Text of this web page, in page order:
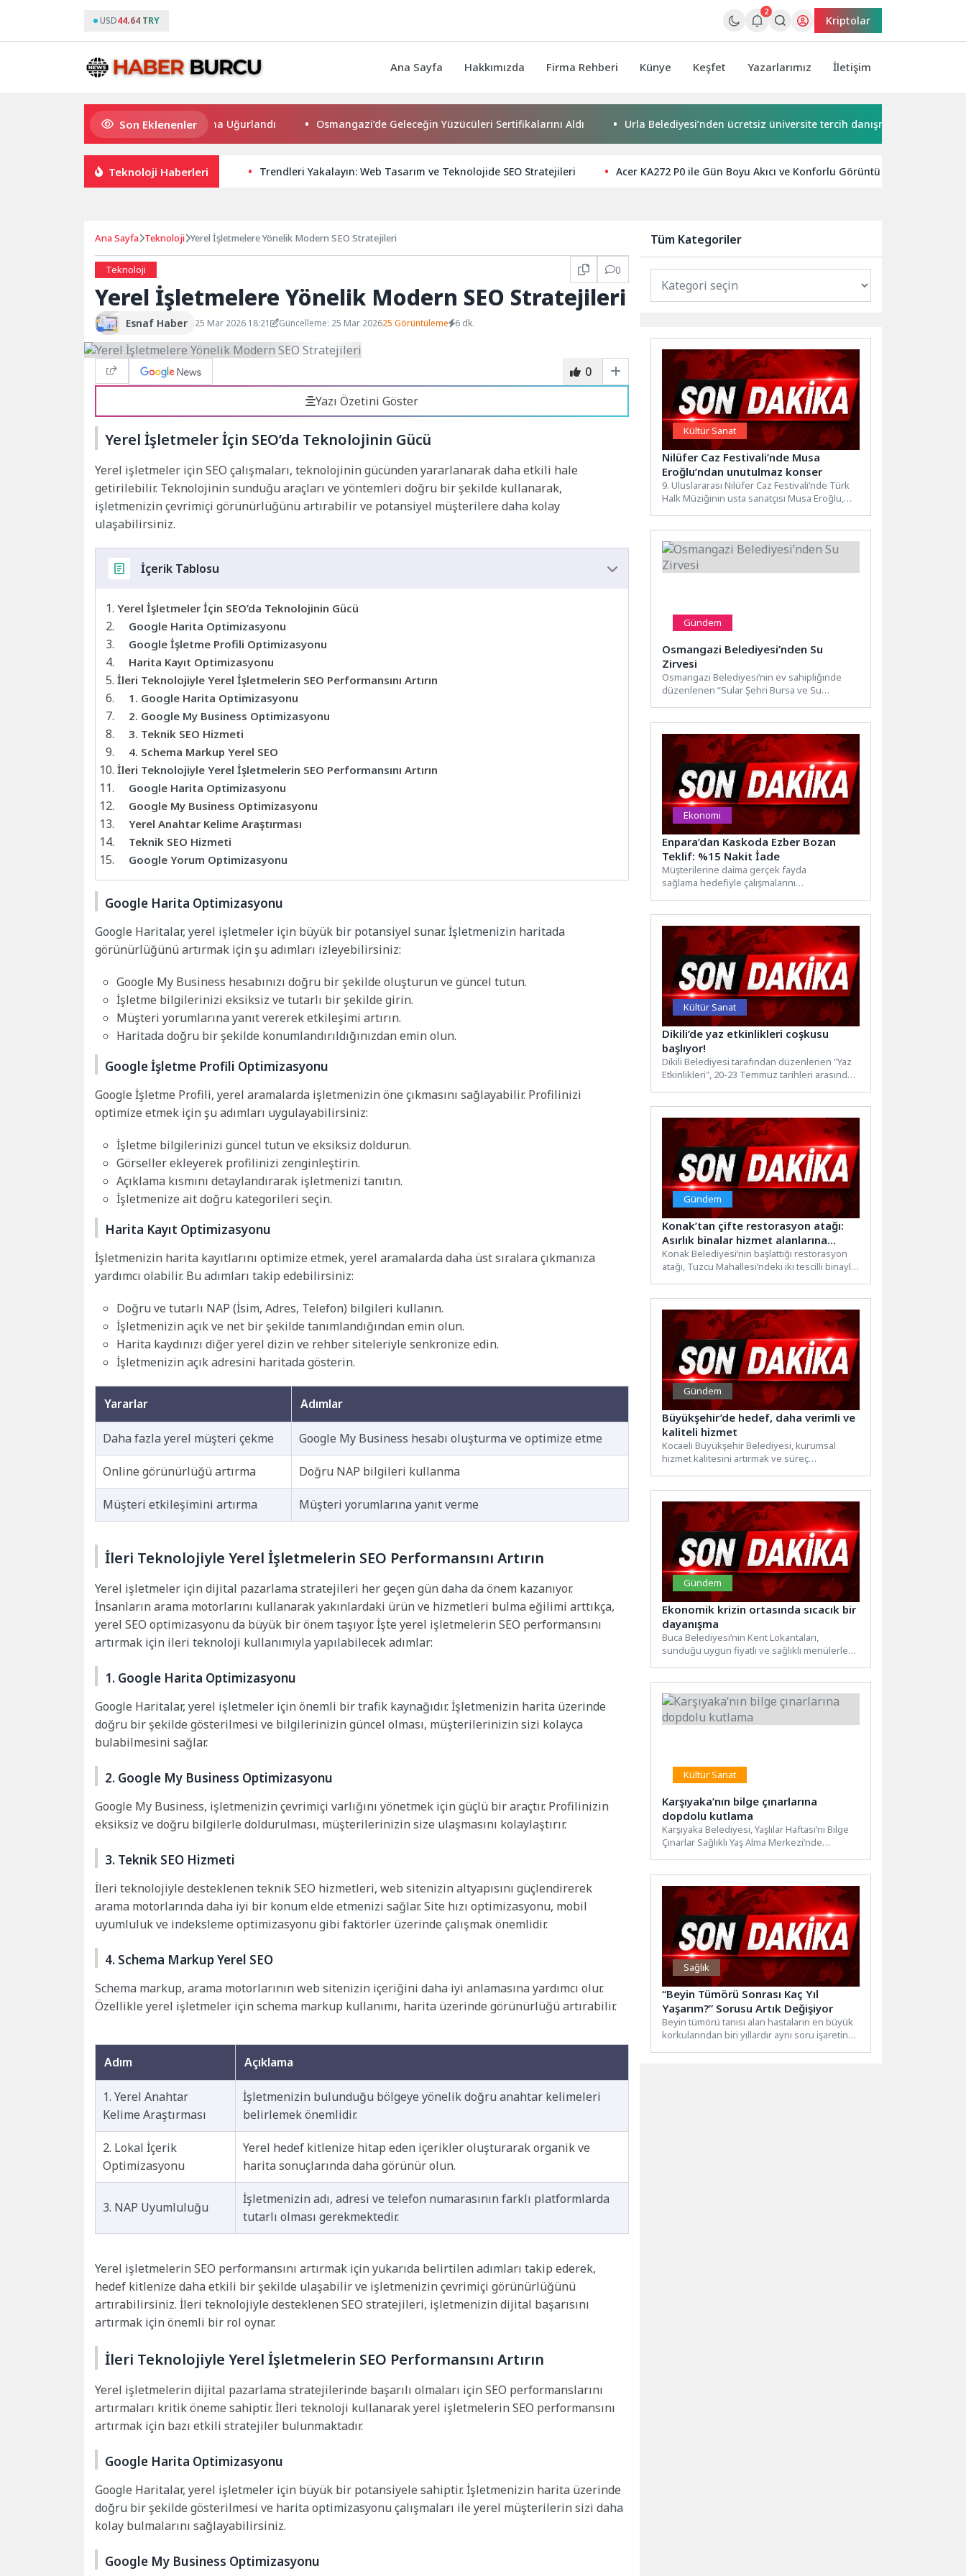
USD44.64 TRY
2
Kriptolar
Ana Sayfa Hakkımızda Firma Rehberi Künye Keşfet Yazarlarımız İletişim
Son Eklenenler
Bilgesu Erenus Son Yolculuğuna Uğurlandı Osmangazi’de Geleceğin Yüzücüleri Sertifikalarını Aldı Urla Belediyesi’nden ücretsiz üniversite tercih danışmanlığı
Teknoloji Haberleri Trendleri Yakalayın: Web Tasarım ve Teknolojide SEO Stratejileri Acer KA272 P0 ile Gün Boyu Akıcı ve Konforlu Görüntü Performansı
Ana Sayfa Teknoloji Yerel İşletmelere Yönelik Modern SEO Stratejileri
Teknoloji 0
Yerel İşletmelere Yönelik Modern SEO Stratejileri
Esnaf Haber 25 Mar 2026 18:21 Güncelleme: 25 Mar 202625 Görüntüleme 6 dk.
0
Yazı Özetini Göster
Yerel İşletmeler İçin SEO’da Teknolojinin Gücü
Yerel işletmeler için SEO çalışmaları, teknolojinin gücünden yararlanarak daha etkili hale
getirilebilir. Teknolojinin sunduğu araçları ve yöntemleri doğru bir şekilde kullanarak,
işletmenizin çevrimiçi görünürlüğünü artırabilir ve potansiyel müşterilere daha kolay
ulaşabilirsiniz.
İçerik Tablosu
Yerel İşletmeler İçin SEO’da Teknolojinin Gücü
Google Harita Optimizasyonu
Google İşletme Profili Optimizasyonu
Harita Kayıt Optimizasyonu
İleri Teknolojiyle Yerel İşletmelerin SEO Performansını Artırın
1. Google Harita Optimizasyonu
2. Google My Business Optimizasyonu
3. Teknik SEO Hizmeti
4. Schema Markup Yerel SEO
İleri Teknolojiyle Yerel İşletmelerin SEO Performansını Artırın
Google Harita Optimizasyonu
Google My Business Optimizasyonu
Yerel Anahtar Kelime Araştırması
Teknik SEO Hizmeti
Google Yorum Optimizasyonu
Google Harita Optimizasyonu
Google Haritalar, yerel işletmeler için büyük bir potansiyel sunar. İşletmenizin haritada
görünürlüğünü artırmak için şu adımları izleyebilirsiniz:
Google My Business hesabınızı doğru bir şekilde oluşturun ve güncel tutun.
İşletme bilgilerinizi eksiksiz ve tutarlı bir şekilde girin.
Müşteri yorumlarına yanıt vererek etkileşimi artırın.
Haritada doğru bir şekilde konumlandırıldığınızdan emin olun.
Google İşletme Profili Optimizasyonu
Google İşletme Profili, yerel aramalarda işletmenizin öne çıkmasını sağlayabilir. Profilinizi
optimize etmek için şu adımları uygulayabilirsiniz:
İşletme bilgilerinizi güncel tutun ve eksiksiz doldurun.
Görseller ekleyerek profilinizi zenginleştirin.
Açıklama kısmını detaylandırarak işletmenizi tanıtın.
İşletmenize ait doğru kategorileri seçin.
Harita Kayıt Optimizasyonu
İşletmenizin harita kayıtlarını optimize etmek, yerel aramalarda daha üst sıralara çıkmanıza
yardımcı olabilir. Bu adımları takip edebilirsiniz:
Doğru ve tutarlı NAP (İsim, Adres, Telefon) bilgileri kullanın.
İşletmenizin açık ve net bir şekilde tanımlandığından emin olun.
Harita kaydınızı diğer yerel dizin ve rehber siteleriyle senkronize edin.
İşletmenizin açık adresini haritada gösterin.
Yararlar Adımlar
Daha fazla yerel müşteri çekme Google My Business hesabı oluşturma ve optimize etme
Online görünürlüğü artırma Doğru NAP bilgileri kullanma
Müşteri etkileşimini artırma Müşteri yorumlarına yanıt verme
İleri Teknolojiyle Yerel İşletmelerin SEO Performansını Artırın
Yerel işletmeler için dijital pazarlama stratejileri her geçen gün daha da önem kazanıyor.
İnsanların arama motorlarını kullanarak yakınlardaki ürün ve hizmetleri bulma eğilimi arttıkça,
yerel SEO optimizasyonu da büyük bir önem taşıyor. İşte yerel işletmelerin SEO performansını
artırmak için ileri teknoloji kullanımıyla yapılabilecek adımlar:
1. Google Harita Optimizasyonu
Google Haritalar, yerel işletmeler için önemli bir trafik kaynağıdır. İşletmenizin harita üzerinde
doğru bir şekilde gösterilmesi ve bilgilerinizin güncel olması, müşterilerinizin sizi kolayca
bulabilmesini sağlar.
2. Google My Business Optimizasyonu
Google My Business, işletmenizin çevrimiçi varlığını yönetmek için güçlü bir araçtır. Profilinizin
eksiksiz ve doğru bilgilerle doldurulması, müşterilerinizin size ulaşmasını kolaylaştırır.
3. Teknik SEO Hizmeti
İleri teknolojiyle desteklenen teknik SEO hizmetleri, web sitenizin altyapısını güçlendirerek
arama motorlarında daha iyi bir konum elde etmenizi sağlar. Site hızı optimizasyonu, mobil
uyumluluk ve indeksleme optimizasyonu gibi faktörler üzerinde çalışmak önemlidir.
4. Schema Markup Yerel SEO
Schema markup, arama motorlarının web sitenizin içeriğini daha iyi anlamasına yardımcı olur.
Özellikle yerel işletmeler için schema markup kullanımı, harita üzerinde görünürlüğü artırabilir.
Adım Açıklama
1. Yerel Anahtar
Kelime Araştırması
İşletmenizin bulunduğu bölgeye yönelik doğru anahtar kelimeleri
belirlemek önemlidir.
2. Lokal İçerik
Optimizasyonu
Yerel hedef kitlenize hitap eden içerikler oluşturarak organik ve
harita sonuçlarında daha görünür olun.
3. NAP Uyumluluğu
İşletmenizin adı, adresi ve telefon numarasının farklı platformlarda
tutarlı olması gerekmektedir.
Yerel işletmelerin SEO performansını artırmak için yukarıda belirtilen adımları takip ederek,
hedef kitlenize daha etkili bir şekilde ulaşabilir ve işletmenizin çevrimiçi görünürlüğünü
artırabilirsiniz. İleri teknolojiyle desteklenen SEO stratejileri, işletmenizin dijital başarısını
artırmak için önemli bir rol oynar.
İleri Teknolojiyle Yerel İşletmelerin SEO Performansını Artırın
Yerel işletmelerin dijital pazarlama stratejilerinde başarılı olmaları için SEO performanslarını
artırmaları kritik öneme sahiptir. İleri teknoloji kullanarak yerel işletmelerin SEO performansını
artırmak için bazı etkili stratejiler bulunmaktadır.
Google Harita Optimizasyonu
Google Haritalar, yerel işletmeler için büyük bir potansiyele sahiptir. İşletmenizin harita üzerinde
doğru bir şekilde gösterilmesi ve harita optimizasyonu çalışmaları ile yerel müşterilerin sizi daha
kolay bulmalarını sağlayabilirsiniz.
Google My Business Optimizasyonu
Tüm Kategoriler
Kültür Sanat
Nilüfer Caz Festivali’nde Musa
Eroğlu’ndan unutulmaz konser
9. Uluslararası Nilüfer Caz Festivali’nde Türk
Halk Müziğinin usta sanatçısı Musa Eroğlu,
Gündem
Osmangazi Belediyesi’nden Su
Zirvesi
Osmangazi Belediyesi’nin ev sahipliğinde
düzenlenen “Sular Şehri Bursa ve Su
Ekonomi
Enpara’dan Kaskoda Ezber Bozan
Teklif: %15 Nakit İade
Müşterilerine daima gerçek fayda
sağlama hedefiyle çalışmalarını
üzerinden yüzde 15...
Kültür Sanat
Dikili’de yaz etkinlikleri coşkusu
başlıyor!
Dikili Belediyesi tarafından düzenlenen "Yaz
Etkinlikleri", 20-23 Temmuz tarihleri arasında
Gündem
Konak’tan çifte restorasyon atağı:
Asırlık binalar hizmet alanlarına
dönüşecek
Konak Belediyesi’nin başlattığı restorasyon
atağı, Tuzcu Mahallesi’ndeki iki tescilli binayla
Gündem
Büyükşehir’de hedef, daha verimli ve
kaliteli hizmet
Kocaeli Büyükşehir Belediyesi, kurumsal
hizmet kalitesini artırmak ve süreç
Gündem
Ekonomik krizin ortasında sıcacık bir
dayanışma
Buca Belediyesi’nin Kent Lokantaları,
sunduğu uygun fiyatlı ve sağlıklı menülerle
Kültür Sanat
Karşıyaka’nın bilge çınarlarına
dopdolu kutlama
Karşıyaka Belediyesi, Yaşlılar Haftası’nı Bilge
Çınarlar Sağlıklı Yaş Alma Merkezi’nde
Sağlık
“Beyin Tümörü Sonrası Kaç Yıl
Yaşarım?” Sorusu Artık Değişiyor
Beyin tümörü tanısı alan hastaların en büyük
korkularından biri yıllardır aynı soru işaretine